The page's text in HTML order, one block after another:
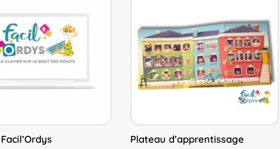
Plateau d’apprentissage